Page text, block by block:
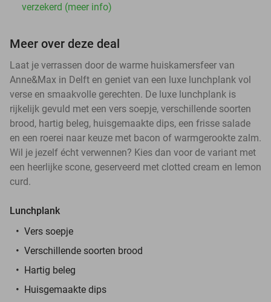
verzekerd (meer info)
Meer over deze deal
Laat je verrassen door de warme huiskamersfeer van
Anne&Max in Delft en geniet van een luxe lunchplank vol
verse en smaakvolle gerechten. De luxe lunchplank is
rijkelijk gevuld met een vers soepje, verschillende soorten
brood, hartig beleg, huisgemaakte dips, een frisse salade
en een roerei naar keuze met bacon of warmgerookte zalm.
Wil je jezelf écht verwennen? Kies dan voor de variant met
een heerlijke scone, geserveerd met clotted cream en lemon
curd.
Lunchplank
Vers soepje
Verschillende soorten brood
Hartig beleg
Huisgemaakte dips